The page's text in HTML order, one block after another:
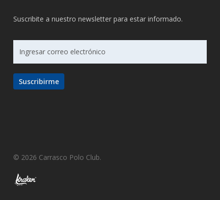
Suscribite a nuestro newsletter para estar informado.
© 2026 Carrasco Polo Club.